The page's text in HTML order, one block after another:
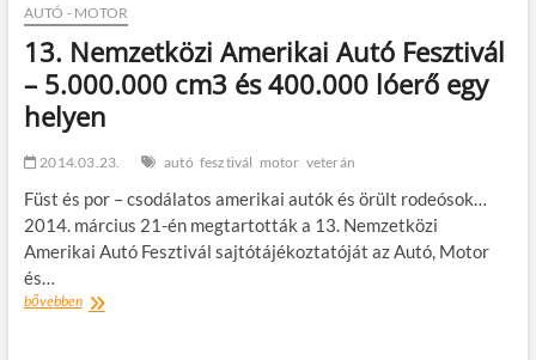
Járművek
AUTÓ - MOTOR
13. Nemzetközi Amerikai Autó Fesztivál
– 5.000.000 cm3 és 400.000 lóerő egy
helyen
2014.03.23. autó fesztivál motor veterán
Füst és por – csodálatos amerikai autók és örült rodeósok…
2014. március 21-én megtartották a 13. Nemzetközi
Amerikai Autó Fesztivál sajtótájékoztatóját az Autó, Motor
és…
bővebben13.